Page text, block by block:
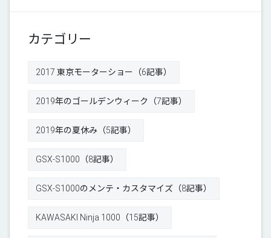
カテゴリー
2017 東京モーターショー（6記事）
2019年のゴールデンウィーク（7記事）
2019年の夏休み（5記事）
GSX-S1000（8記事）
GSX-S1000のメンテ・カスタマイズ（8記事）
KAWASAKI Ninja 1000（15記事）